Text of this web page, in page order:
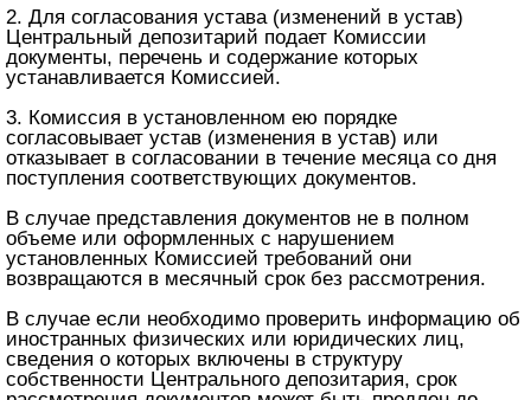
2. Для согласования устава (изменений в устав)
Центральный депозитарий подает Комиссии
документы, перечень и содержание которых
устанавливается Комиссией.
3. Комиссия в установленном ею порядке
согласовывает устав (изменения в устав) или
отказывает в согласовании в течение месяца со дня
поступления соответствующих документов.
В случае представления документов не в полном
объеме или оформленных с нарушением
установленных Комиссией требований они
возвращаются в месячный срок без рассмотрения.
В случае если необходимо проверить информацию об
иностранных физических или юридических лиц,
сведения о которых включены в структуру
собственности Центрального депозитария, срок